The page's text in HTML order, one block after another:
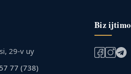
29-v uy
77 (738)
Biz